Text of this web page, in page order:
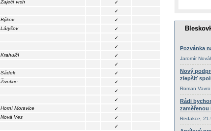
Zaječí vrch
✓
✓
Býkov
✓
Láryšov
✓
✓
✓
Krahulčí
✓
✓
Sádek
✓
Životice
✓
✓
✓
Horní Moravice
✓
Nová Ves
✓
✓